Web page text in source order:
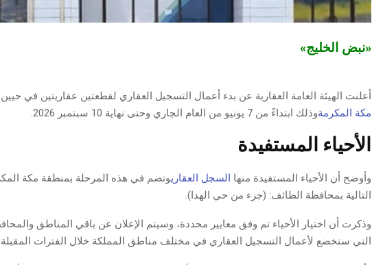
«نبض الخليج»
أعلنت الهيئة العامة العقارية عن بدء أعمال التسجيل العقاري لقطعتين عقاريتين في
مكة المكرمةوذلك ابتداءً من 7 يونيو من العام الجاري وحتى نهاية 10 سبتمبر 2026.
الأحياء المستفيدة
وأوضح أن الأحياء المستفيدة منها السجل العقاريوتضم في هذه المرحلة بمنطقة مكة
التالية بمحافظة الطائف: (جزء من حي الهدا).
وذكرت أن اختيار الأحياء تم وفق معايير محددة، وسيتم الإعلان عن باقي المناطق
التي ستخضع لأعمال التسجيل العقاري في مختلف مناطق المملكة خلال الفترات المقبلة